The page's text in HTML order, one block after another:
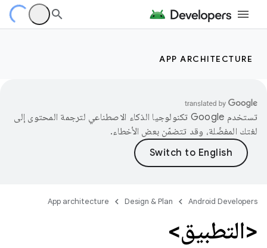
APP ARCHITECTURE
تستخدم Google تكنولوجيا الذكاء الاصطناعي لترجمة المحتوى إلى
لغتك المفضّلة، وقد تتضمّن بعض الأخطاء.
Android Developers
Design & Plan
App architecture
<التطبيق>